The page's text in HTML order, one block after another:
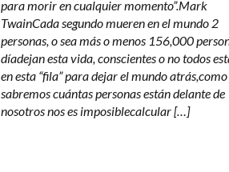
para morir en cualquier momento”.Mark
TwainCada segundo mueren en el mundo 2
personas, o sea más o menos 156,000
díadejan esta vida, conscientes o no todos
en esta “fila” para dejar el mundo
sabremos cuántas personas están delante de
nosotros nos es imposiblecalcular […]